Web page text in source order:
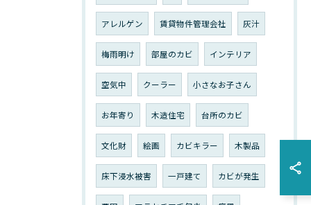
アレルゲン 賃貸物件管理会社 灰汁
梅雨明け 部屋のカビ インテリア
空気中 クーラー 小さなお子さん
お年寄り 木造住宅 台所のカビ
文化財 絵画 カビキラー 木製品
床下浸水被害 一戸建て カビが発生